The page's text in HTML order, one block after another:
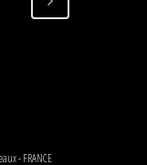
- FRANCE